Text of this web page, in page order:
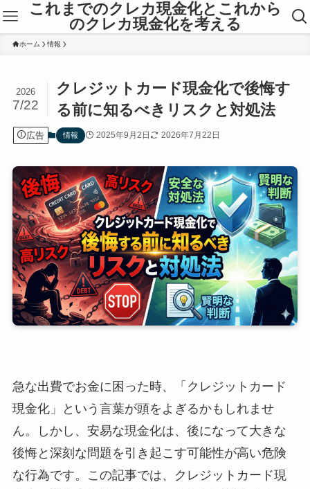
これまでのクレカ現金化とこれから
のクレカ現金化を考える
ホーム 情報
クレジットカード現金化で後悔す
る前に知るべきリスクと対処法
2026
7/22
広告 情報 2025年9月2日 2026年7月22日
急な出費でお金に困った時、「クレジットカード
現金化」という言葉が頭をよぎるかもしれませ
ん。しかし、安易な現金化は、後になって大きな
後悔と深刻な問題を引き起こす可能性が高い危険
な行為です。この記事では、クレジットカード現